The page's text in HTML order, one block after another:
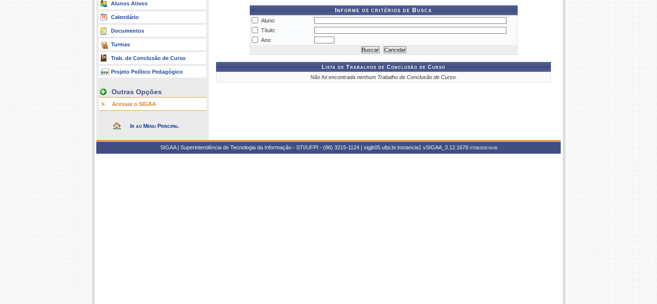
Alunos Ativos
Calendário
Documentos
Turmas
Trab. de Conclusão de Curso
Projeto Político Pedagógico
Outras Opções
Acessar o SIGAA
Ir ao Menu Principal
Informe os critérios de Busca
Aluno:
Título:
Ano:
Lista de Trabalhos de Conclusão de Curso
Não foi encontrada nenhum Trabalho de Conclusão de Curso.
SIGAA | Superintendência de Tecnologia da Informação - STI/UFPI - (86) 3215-1124 | sigjb05.ufpi.br.instancia1 vSIGAA_3.12.1678 07/08/2026 04:49